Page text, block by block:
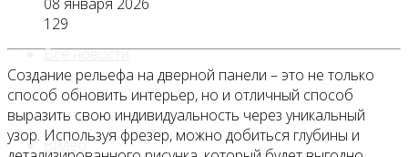
Все новости
Видео
08 января 2026
129
Создание рельефа на дверной панели – это не только
способ обновить интерьер, но и отличный способ
выразить свою индивидуальность через уникальный
узор. Используя фрезер, можно добиться глубины и